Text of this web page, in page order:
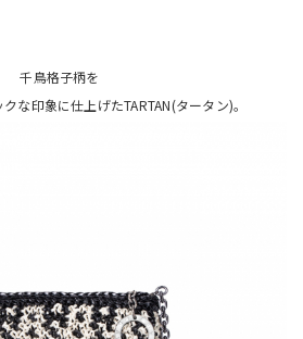
千鳥格子柄を
な印象に仕上げたTARTAN(タータン)。